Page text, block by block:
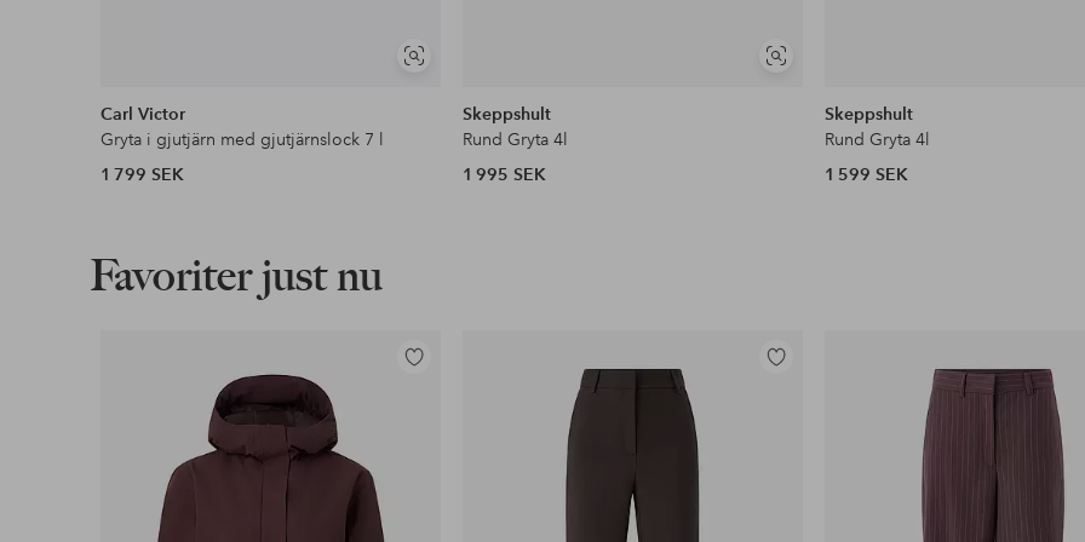
Faktura & Delbetalning
Läs mer
Visa
Carl Victor
Gryta i gjutjärn med gjutjärnslock 7 l
1 799 SEK
Visa
Skeppshult
Rund Gryta 4l
1 995 SEK
Skeppshult
Rund Gryta 4l
1 599 SEK
Favoriter just nu
Lägg
Lägg